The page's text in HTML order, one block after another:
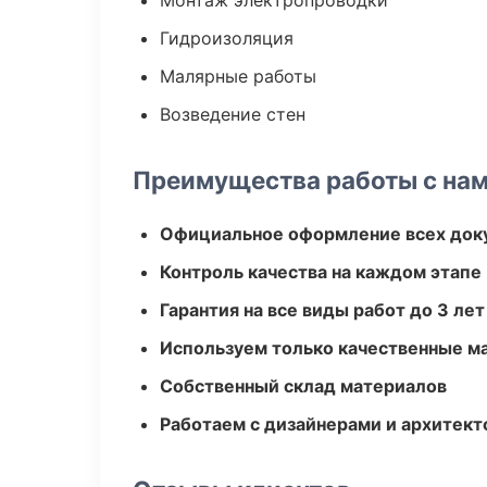
Гидроизоляция
Малярные работы
Возведение стен
Преимущества работы с
Официальное оформление всех
Контроль качества на каждом этапе
Гарантия на все виды работ до 3 лет
Используем только качественные
Собственный склад материалов
Работаем с дизайнерами и